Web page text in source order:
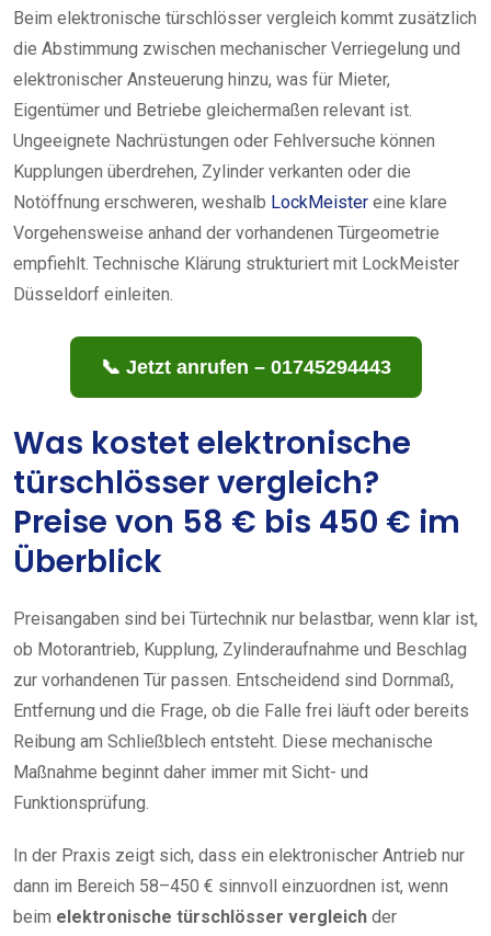
Beim elektronische türschlösser vergleich kommt zusätzlich
die Abstimmung zwischen mechanischer Verriegelung und
elektronischer Ansteuerung hinzu, was für Mieter,
Eigentümer und Betriebe gleichermaßen relevant ist.
Ungeeignete Nachrüstungen oder Fehlversuche können
Kupplungen überdrehen, Zylinder verkanten oder die
Notöffnung erschweren, weshalb LockMeister eine klare
Vorgehensweise anhand der vorhandenen Türgeometrie
empfiehlt. Technische Klärung strukturiert mit LockMeister
Düsseldorf einleiten.
📞 Jetzt anrufen – 01745294443
Was kostet elektronische
türschlösser vergleich?
Preise von 58 € bis 450 € im
Überblick
Preisangaben sind bei Türtechnik nur belastbar, wenn klar ist,
ob Motorantrieb, Kupplung, Zylinderaufnahme und Beschlag
zur vorhandenen Tür passen. Entscheidend sind Dornmaß,
Entfernung und die Frage, ob die Falle frei läuft oder bereits
Reibung am Schließblech entsteht. Diese mechanische
Maßnahme beginnt daher immer mit Sicht- und
Funktionsprüfung.
In der Praxis zeigt sich, dass ein elektronischer Antrieb nur
dann im Bereich 58–450 € sinnvoll einzuordnen ist, wenn
beim elektronische türschlösser vergleich der